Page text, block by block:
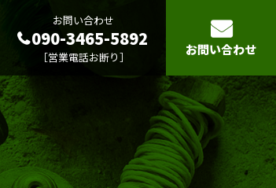
お問い合わせ
090-3465-5892
［営業電話お断り］ お問い合わせ